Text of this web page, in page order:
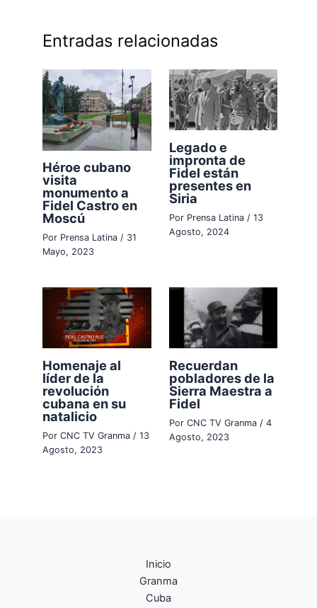
Entradas relacionadas
Héroe cubano
visita
monumento a
Fidel Castro en
Moscú
Por Prensa Latina/ 31
Mayo, 2023
Legado e
impronta de
Fidel están
presentes en
Siria
Por Prensa Latina / 13
Agosto, 2024
Homenaje al
líder de la
revolución
cubana en su
natalicio
PorCNC TV Granma /13
Agosto, 2023
Recuerdan
pobladores de la
Sierra Maestra a
Fidel
Por CNC TV Granma / 4
Agosto, 2023
Inicio
Granma
Cuba